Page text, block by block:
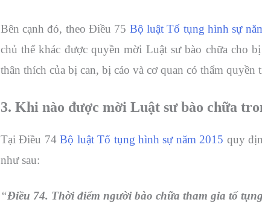
Bên cạnh đó, theo Điều 75 Bộ luật Tố tụng hình sự
chủ thể khác được quyền mời Luật sư bào chữa cho
thân thích của bị can, bị cáo và cơ quan có thẩm quyền
3. Khi nào được mời Luật sư bào chữa
Tại Điều 74Bộ luật Tố tụng hình sự năm 2015 quy
như sau:
“Điều 74. Thời điểm người bào chữa tham gia tố tụng